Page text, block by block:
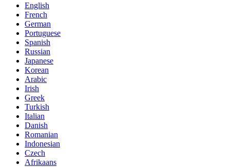
English
French
German
Portuguese
Spanish
Russian
Japanese
Korean
Arabic
Irish
Greek
Turkish
Italian
Danish
Romanian
Indonesian
Czech
Afrikaans